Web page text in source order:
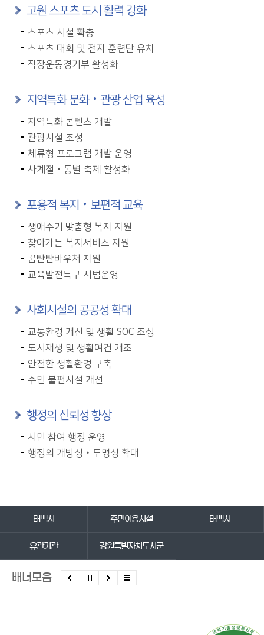
고원 스포츠 도시 활력 강화
스포츠 시설 확충
스포츠 대회 및 전지 훈련단 유치
직장운동경기부 활성화
지역특화 문화‧관광 산업 육성
지역특화 콘텐츠 개발
관광시설 조성
체류형 프로그램 개발 운영
사계절‧동별 축제 활성화
포용적 복지‧보편적 교육
생애주기 맞춤형 복지 지원
찾아가는 복지서비스 지원
꿈탄탄바우처 지원
교육발전특구 시범운영
사회시설의 공공성 확대
교통환경 개선 및 생활 SOC 조성
도시재생 및 생활여건 개조
안전한 생활환경 구축
주민 불편시설 개선
행정의 신뢰성 향상
시민 참여 행정 운영
행정의 개방성‧투명성 확대
태백시 주민이용시설 태백시
유관기관 강원특별자치도시군
배너모음